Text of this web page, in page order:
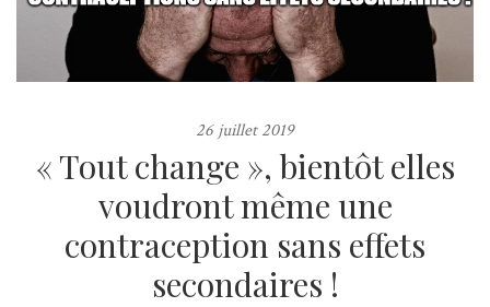
26 juillet 2019
« Tout change », bientôt elles
voudront même une
contraception sans effets
secondaires !